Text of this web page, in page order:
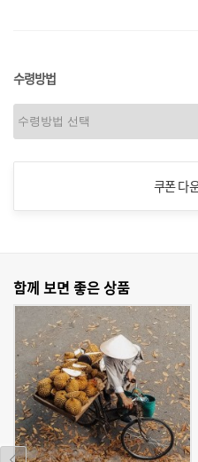
수령방법
쿠폰 다
함께 보면 좋은 상품